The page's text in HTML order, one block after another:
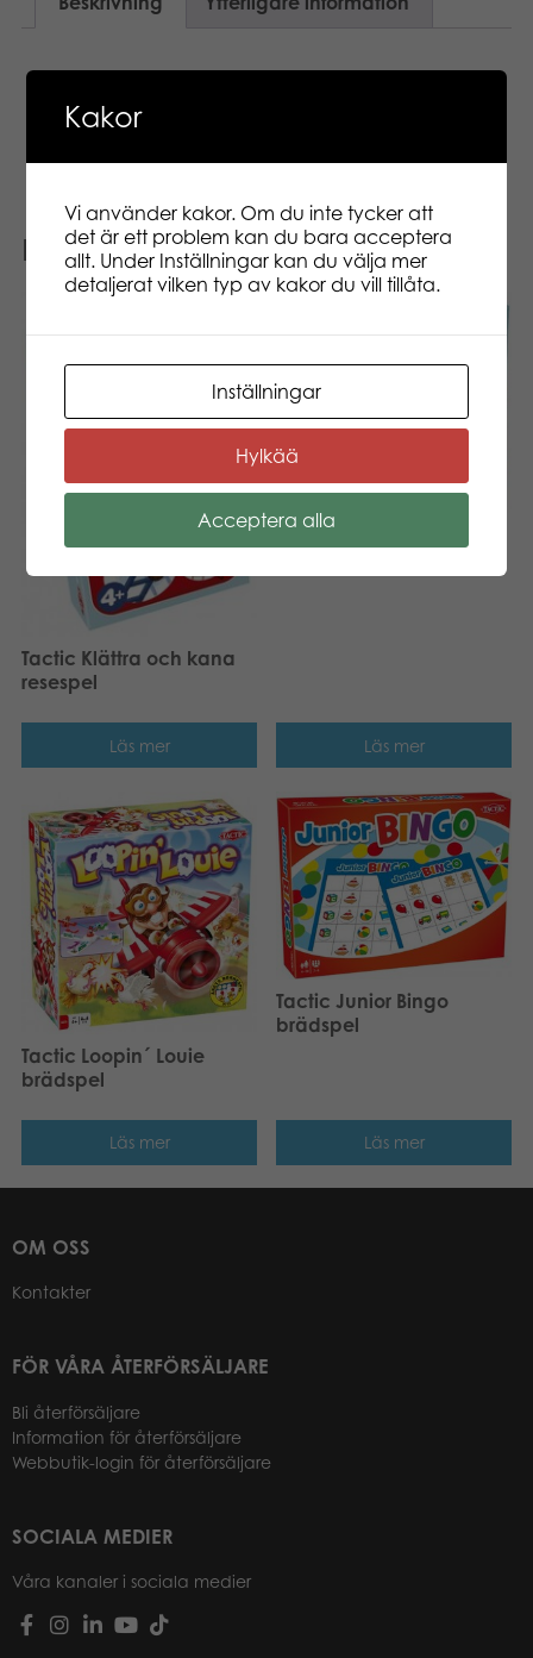
försök att vinna de bästa korten för att vinna
spelet. Ett genuint tärningsspel!
Relaterade produkter
Tactic Klättra och kana
resespel
Läs mer Läs mer
Tactic Loopin´ Louie
brädspel
Läs mer
Tactic Junior Bingo
brädspel
Läs mer
OM OSS
Kontakter
FÖR VÅRA ÅTERFÖRSÄLJARE
Bli återförsäljare
Information för återförsäljare
Webbutik-login för återförsäljare
SOCIALA MEDIER
Våra kanaler i sociala medier
Kakor
Vi använder kakor. Om du inte tycker att
det är ett problem kan du bara acceptera
allt. Under Inställningar kan du välja mer
detaljerat vilken typ av kakor du vill tillåta.
Inställningar
Hylkää
Acceptera alla